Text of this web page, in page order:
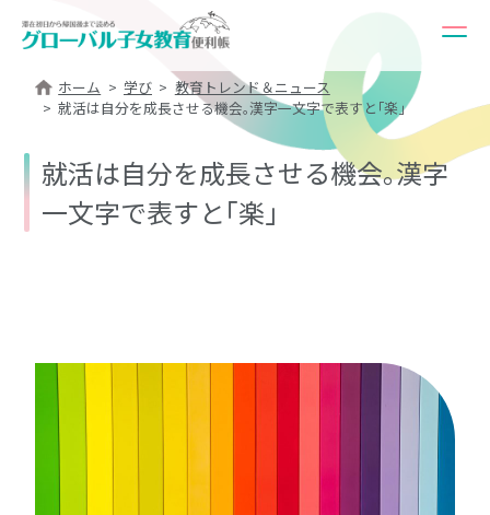
ホーム 学び
教育トレンド＆ニュース
就活は自分を成長させる機会｡漢字一文字で表すと｢楽｣
就活は自分を成長させる機会｡漢字
一文字で表すと｢楽｣